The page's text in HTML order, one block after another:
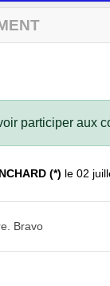
participer aux
(*) le 02
Bravo